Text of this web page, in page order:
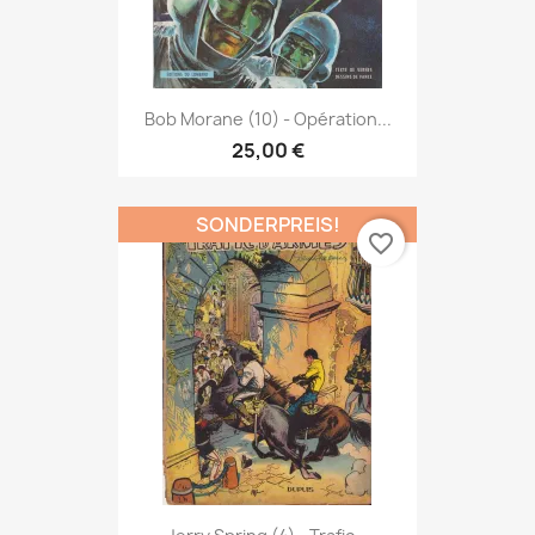
Bob Morane (10) - Opération...
25,00 €
SONDERPREIS!
favorite_border